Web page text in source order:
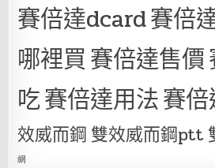
賽倍達dcard賽倍
哪裡買賽倍達售價
吃賽倍達用法賽
效威而鋼 雙效威而鋼ptt
網